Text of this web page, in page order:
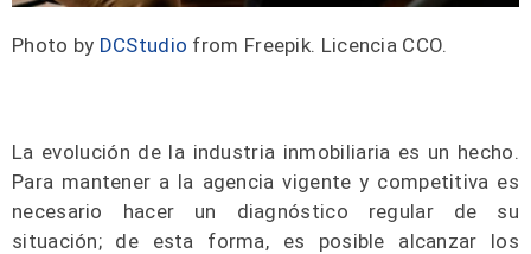
Photo by DCStudio from Freepik. Licencia CCO.
La evolución de la industria inmobiliaria es un hecho.
Para mantener a la agencia vigente y competitiva es
necesario hacer un diagnóstico regular de su
situación; de esta forma, es posible alcanzar los